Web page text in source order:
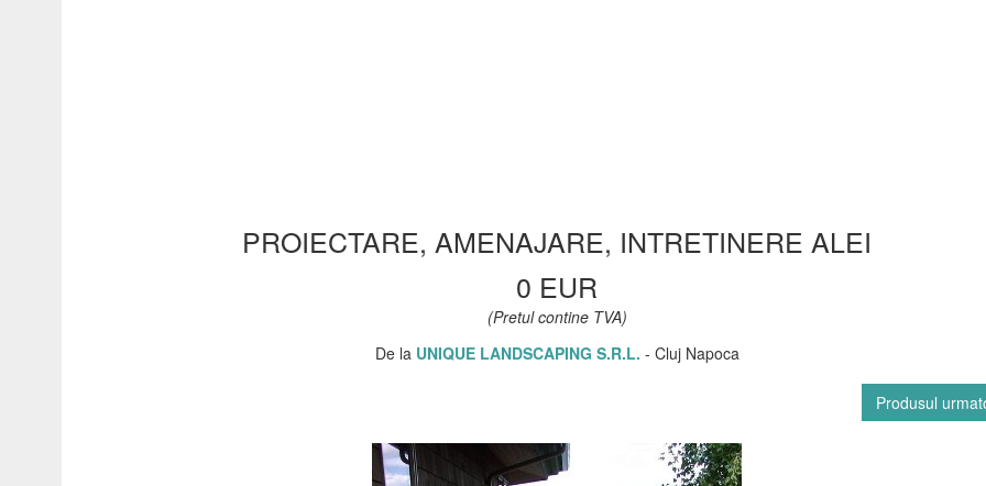
PROIECTARE, AMENAJARE, INTRETINERE ALEI
0 EUR
(Pretul contine TVA)
De la UNIQUE LANDSCAPING S.R.L. - Cluj Napoca
Produsul